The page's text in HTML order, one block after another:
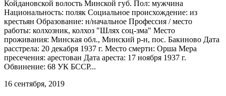
Койдановской волость Минской губ. Пол: мужчина
Национальность: поляк Социальное происхождение: из
крестьян Образование: н/начальное Профессия / место
работы: колхозник, колхоз "Шлях соц-зма" Место
проживания: Минская обл., Минский р-н, пос. Бакиново Дата
расстрела: 20 декабря 1937 г. Место смерти: Орша Мера
пресечения: арестован Дата ареста: 17 ноября 1937 г.
Обвинение: 68 УК БССР...
16 сентября, 2019